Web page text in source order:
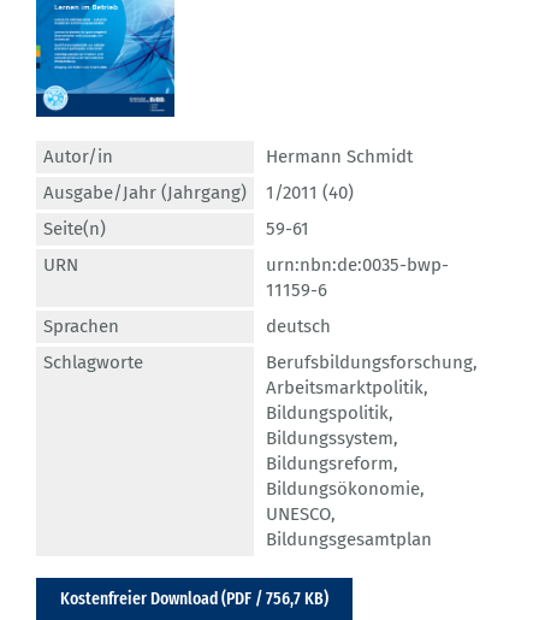
Autor/in
Hermann Schmidt
Ausgabe/Jahr (Jahrgang)
1/2011 (40)
Seite(n)
59-61
URN
urn:nbn:de:0035-bwp-
11159-6
Sprachen
deutsch
Schlagworte
Berufsbildungsforschung,
Arbeitsmarktpolitik,
Bildungspolitik,
Bildungssystem,
Bildungsreform,
Bildungsökonomie,
UNESCO,
Bildungsgesamtplan
Kostenfreier Download (PDF / 756,7 KB)